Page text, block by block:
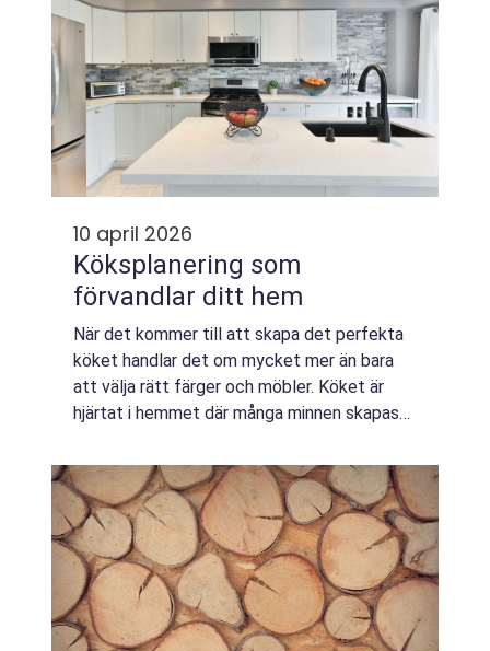
10 april 2026
Köksplanering som
förvandlar ditt hem
När det kommer till att skapa det perfekta
köket handlar det om mycket mer än bara
att välja rätt färger och möbler. Köket är
hjärtat i hemmet där många minnen skapas